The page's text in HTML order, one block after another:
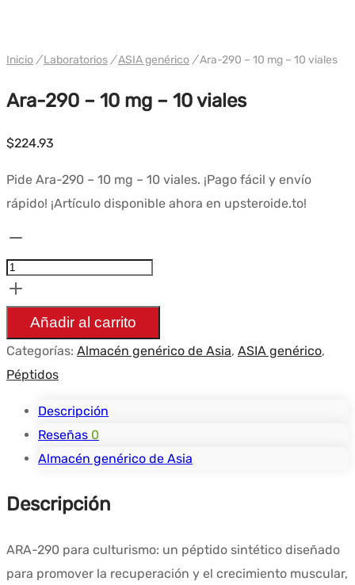
Inicio / Laboratorios /ASIA genérico /Ara-290 – 10 mg – 10 viales
Ara-290 – 10 mg – 10 viales
$224.93
Pide Ara-290 – 10 mg – 10 viales. ¡Pago fácil y envío
rápido! ¡Artículo disponible ahora en upsteroide.to!
Ara-
-
10mg
-
10
flacons
Añadir al carrito
Categorías: Almacén genérico de Asia, ASIA genérico,
Péptidos
Descripción
Reseñas 0
Almacén genérico de Asia
Descripción
ARA-290 para culturismo: un péptido sintético diseñado
para promover la recuperación y el crecimiento muscular,